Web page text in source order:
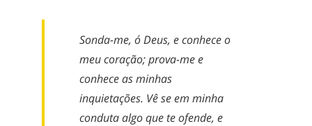
Sonda-me, ó Deus, e conhece o
meu coração; prova-me e
conhece as minhas
inquietações. Vê se em minha
conduta algo que te ofende, e